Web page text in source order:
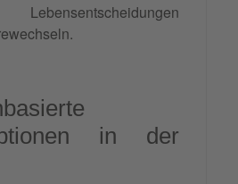
Lebensentscheidungen
in der